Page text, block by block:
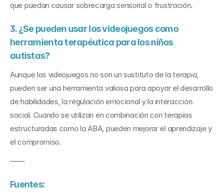
que puedan causar sobrecarga sensorial o frustración.
3. ¿Se pueden usar los videojuegos como
herramienta terapéutica para los niños
autistas?
Aunque los videojuegos no son un sustituto de la terapia,
pueden ser una herramienta valiosa para apoyar el desarrollo
de habilidades, la regulación emocional y la interacción
social. Cuando se utilizan en combinación con terapias
estructuradas como la ABA, pueden mejorar el aprendizaje y
el compromiso.
——
Fuentes: